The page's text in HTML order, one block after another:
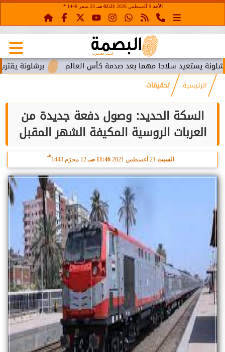
الأحد 9 أغسطس 2026 02:21 صـ 23 صفر 1448 هـ
برشلونة يقترب من سلاحا مهما بعد صدمة كأس العالم
الرئيسية تحقيقات
السكة الحديد: وصول دفعة جديدة من
العربات الروسية المكيفة الشهر المقبل
السبت 11:46 صـ 12 محرّم 1443
هـ